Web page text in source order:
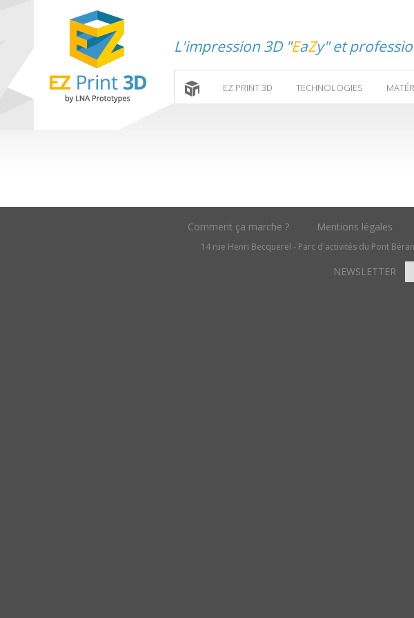
L'impression 3D "EaZy" et
EZ PRINT 3D TECHNOLOGIES
Comment ça marche ? Mentions légales
14 rue Henri Becquerel - Parc d'activités du Pont
NEWSLETTER